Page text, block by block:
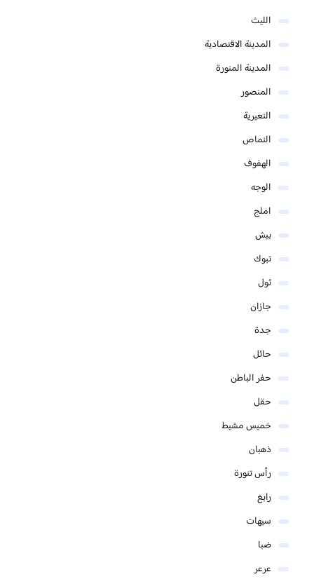
الليث
المدينة الاقتصادية
المدينة المنورة
المنصور
النعيرية
النماص
الهفوف
الوجه
املج
بيش
تبوك
ثول
جازان
جدة
حائل
حفر الباطن
حقل
خميس مشيط
ذهبان
رأس تنورة
رابغ
سيهات
ضبا
عرعر